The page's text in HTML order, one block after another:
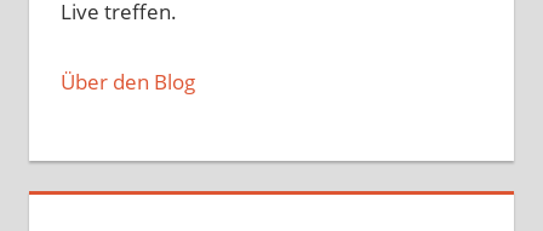
Live treffen.
Über den Blog